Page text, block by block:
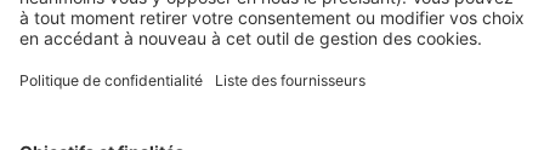
SeLoger lance aujourd’hui Boost Social Immo, un outil qui
vous donne la possibilité de mettre en avant ...